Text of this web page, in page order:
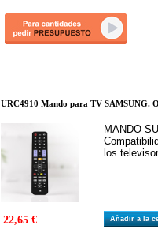
URC4910 Mando para TV SAMSUNG.
MANDO
los
22,65 € Añadir a la